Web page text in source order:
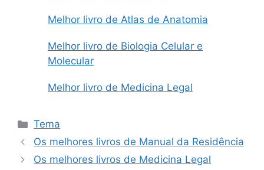
Melhor livro de Atlas de Anatomia
Melhor livro de Biologia Celular e
Molecular
Melhor livro de Medicina Legal
Categorias
Tema
Os melhores livros de Manual da Residência
Os melhores livros de Medicina Legal